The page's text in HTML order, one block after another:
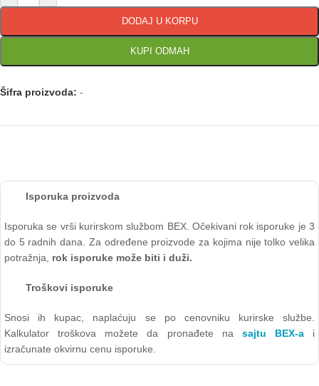
DODAJ U KORPU
KUPI ODMAH
Šifra proizvoda: -
Isporuka proizvoda
Isporuka se vrši kurirskom službom BEX. Očekivani rok isporuke je 3
do 5 radnih dana. Za određene proizvode za kojima nije tolko velika
potražnja, rok isporuke može biti i duži.
Troškovi isporuke
Snosi ih kupac, naplaćuju se po cenovniku kurirske službe.
Kalkulator troškova možete da pronađete na sajtu BEX-ai
izračunate okvirnu cenu isporuke.